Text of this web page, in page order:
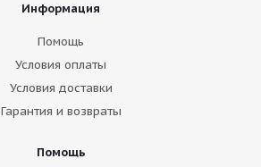
Информация
Помощь
Условия оплаты
Условия доставки
Гарантия и возвраты
Помощь